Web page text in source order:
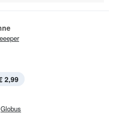
2,99
Globus